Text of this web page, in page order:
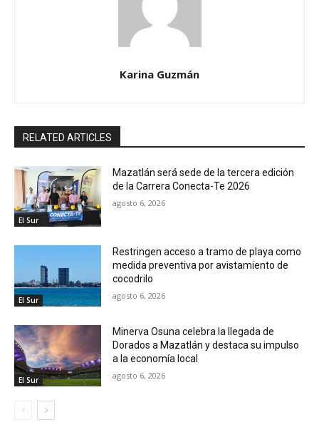
Karina Guzmán
RELATED ARTICLES
El Sur
Mazatlán será sede de la tercera edición
de la Carrera Conecta-Te 2026
agosto 6, 2026
El Sur
Restringen acceso a tramo de playa como
medida preventiva por avistamiento de
cocodrilo
agosto 6, 2026
El Sur
Minerva Osuna celebra la llegada de
Dorados a Mazatlán y destaca su impulso
a la economía local
agosto 6, 2026